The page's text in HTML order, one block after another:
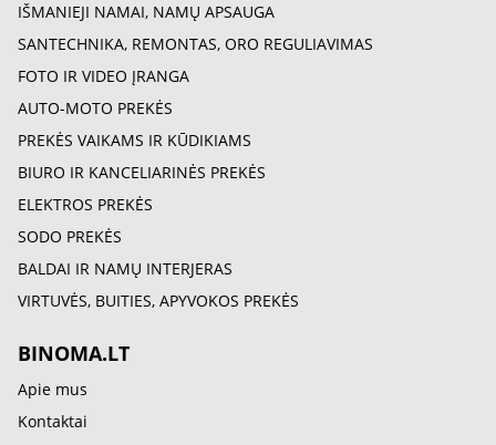
IŠMANIEJI NAMAI, NAMŲ APSAUGA
SANTECHNIKA, REMONTAS, ORO REGULIAVIMAS
FOTO IR VIDEO ĮRANGA
AUTO-MOTO PREKĖS
PREKĖS VAIKAMS IR KŪDIKIAMS
BIURO IR KANCELIARINĖS PREKĖS
ELEKTROS PREKĖS
SODO PREKĖS
BALDAI IR NAMŲ INTERJERAS
VIRTUVĖS, BUITIES, APYVOKOS PREKĖS
BINOMA.LT
Apie mus
Kontaktai